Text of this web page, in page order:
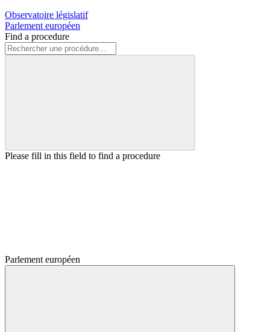
Observatoire législatif
Parlement européen
Find a procedure
Please fill in this field to find a procedure
Parlement européen